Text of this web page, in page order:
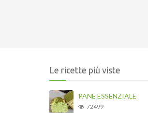
Le ricette più viste
PANE ESSENZIALE
72499